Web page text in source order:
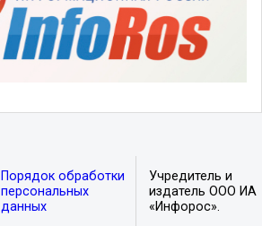
Порядок обработки
персональных
данных
Учредитель и
издатель ООО ИА
«Инфорос».